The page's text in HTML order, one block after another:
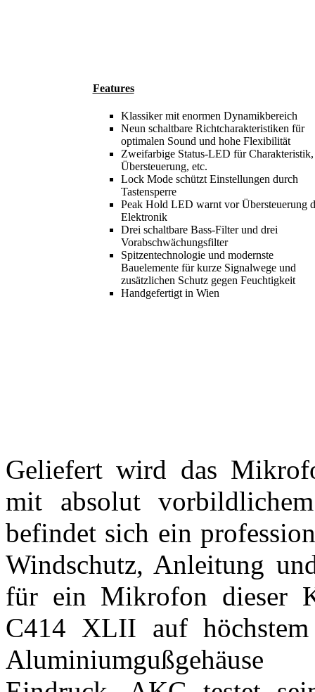
Features
Klassiker mit enormen Dynamikbereich
Neun schaltbare Richtcharakteristiken für
optimalen Sound und hohe Flexibilität
Zweifarbige Status-LED für Charakteristik,
Übersteuerung, etc.
Lock Mode schützt Einstellungen durch
Tastensperre
Peak Hold LED warnt vor Übersteuerung
Elektronik
Drei schaltbare Bass-Filter und drei
Vorabschwächungsfilter
Spitzentechnologie und modernste
Bauelemente für kurze Signalwege und
zusätzlichen Schutz gegen Feuchtigkeit
Handgefertigt in Wien
Geliefert wird das
mit absolut
befindet sich ein
Windschutz, Anleitung
für ein Mikrofon dieser
C414 XLII auf
Aluminiumgußgehäuse